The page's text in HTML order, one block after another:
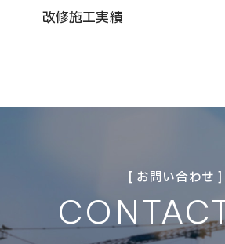
改修施工実績
[ お問い合わせ ]